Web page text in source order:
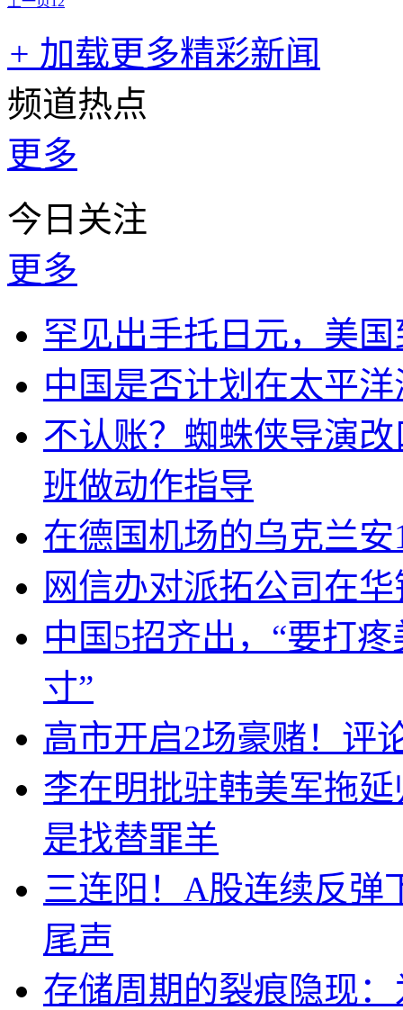
+ 加载更多精彩新闻
频道热点
更多
今日关注
更多
罕见出手托日元，美
中国是否计划在太平
不认账？蜘蛛侠导演
班做动作指导
在德国机场的乌克兰
网信办对派拓公司在
中国5招齐出，“要打
寸”
高市开启2场豪赌！评
李在明批驻韩美军拖
是找替罪羊
三连阳！A股连续反弹
尾声
存储周期的裂痕隐现